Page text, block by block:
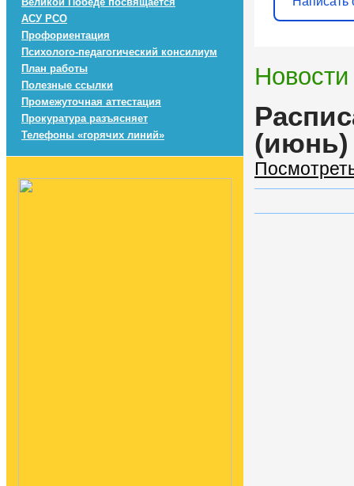
АСУ РСО
Профориентация
Психолого-педагогический консилиум
План работы
Полезные ссылки
Промежуточная аттестация
Прокуратура разъясняет
Телефоны «горячих линий»
Новости
(июнь)